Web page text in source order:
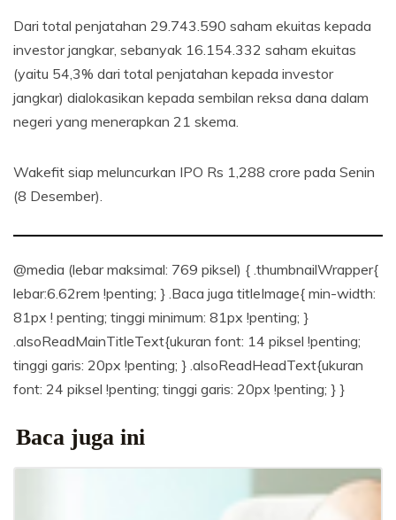
Dari total penjatahan 29.743.590 saham ekuitas kepada
investor jangkar, sebanyak 16.154.332 saham ekuitas
(yaitu 54,3% dari total penjatahan kepada investor
jangkar) dialokasikan kepada sembilan reksa dana dalam
negeri yang menerapkan 21 skema.
Wakefit siap meluncurkan IPO Rs 1,288 crore pada Senin
(8 Desember).
@media (lebar maksimal: 769 piksel) { .thumbnailWrapper{
lebar:6.62rem !penting; } .Baca juga titleImage{ min-width:
81px ! penting; tinggi minimum: 81px !penting; }
.alsoReadMainTitleText{ukuran font: 14 piksel !penting;
tinggi garis: 20px !penting; } .alsoReadHeadText{ukuran
font: 24 piksel !penting; tinggi garis: 20px !penting; } }
Baca juga ini